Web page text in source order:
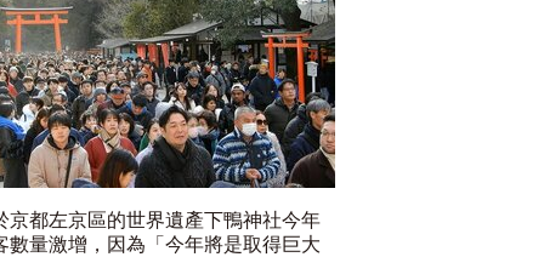
京都左京區的世界遺產下鴨神社今年
數量激增，因為「今年將是取得巨大